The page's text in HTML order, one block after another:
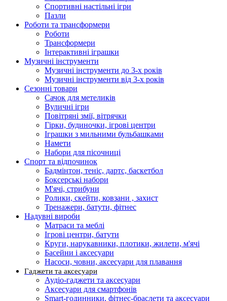
Спортивні настільні ігри
Пазли
Роботи та трансформери
Роботи
Трансформери
Інтерактивні іграшки
Музичні інструменти
Музичні інструменти до 3-х років
Музичні інструменти від 3-х років
Сезонні товари
Сачок для метеликів
Вуличні ігри
Повітряні змії, вітрячки
Гірки, будиночки, ігрові центри
Іграшки з мильними бульбашками
Намети
Набори для пісочниці
Спорт та відпочинок
Бадмінтон, теніс, дартс, баскетбол
Боксерські набори
М'ячі, стрибуни
Ролики, скейти, ковзани , захист
Тренажери, батути, фітнес
Надувні вироби
Матраси та меблі
Ігрові центри, батути
Круги, нарукавники, плотики, жилети, м'ячі
Басейни і аксесуари
Насоси, човни, аксесуари для плавання
Гаджети та аксесуари
Аудіо-гаджети та аксесуари
Аксесуари для смартфонів
Smart-годинники, фітнес-браслети та аксесуари